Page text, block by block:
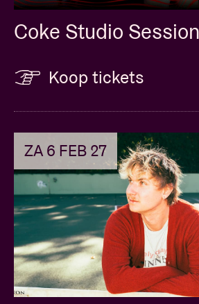
Coke Studio
Koop tickets
ZA 6 FEB 27